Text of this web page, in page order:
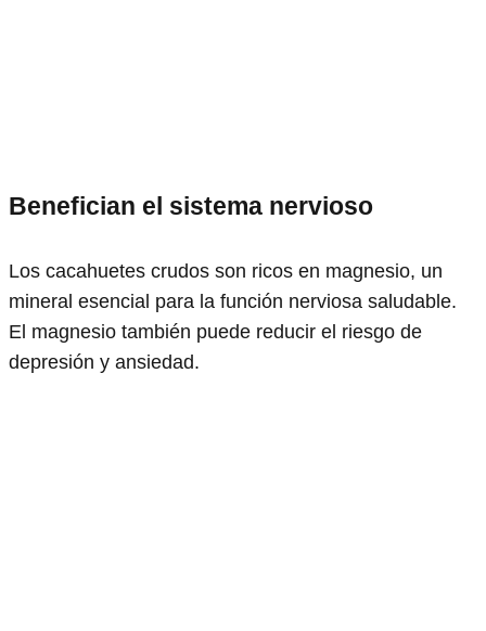
Benefician el sistema nervioso
Los cacahuetes crudos son ricos en magnesio, un
mineral esencial para la función nerviosa saludable.
El magnesio también puede reducir el riesgo de
depresión y ansiedad.